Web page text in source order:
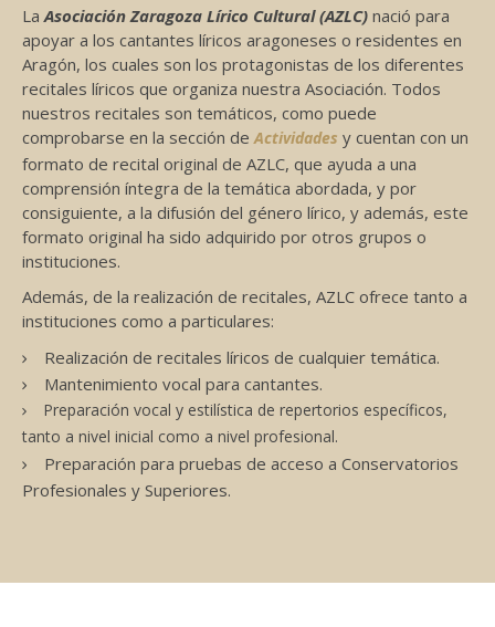
LaAsociación Zaragoza Lírico Cultural (AZLC)nació para
apoyar a los cantantes líricos aragoneses o residentes en
Aragón, los cuales son los protagonistas de los diferentes
recitales líricos que organiza nuestra Asociación. Todos
nuestros recitales son temáticos, como puede
comprobarse en la sección deActividades y cuentan con un
formato de recital original de AZLC, que ayuda a una
comprensión íntegra de la temática abordada, y por
consiguiente, a la difusión del género lírico, y además, este
formato original ha sido adquirido por otros grupos o
instituciones.
Además, de la realización de recitales, AZLC ofrece tanto a
instituciones como a particulares:
Realización de recitales líricos de cualquier temática.
Mantenimiento vocal para cantantes.
Preparación vocal y estilística de repertorios específicos,
tanto a nivel inicial como a nivel profesional.
Preparación para pruebas de acceso a Conservatorios
Profesionales y Superiores.